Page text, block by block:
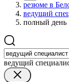
резюме в
ведущий
полный день
ведущий